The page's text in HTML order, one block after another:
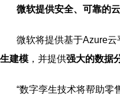
微软提供安全、可靠的
微软将提供基于Azure
生建模 ，并提供强大的数据
“数字孪生技术将帮助零